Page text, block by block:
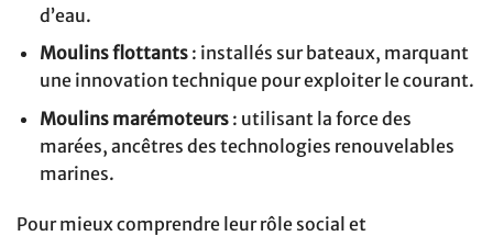
d’eau.
Moulins flottants: installés sur bateaux, marquant
une innovation technique pour exploiter le courant.
Moulins marémoteurs: utilisant la force des
marées, ancêtres des technologies renouvelables
marines.
Pour mieux comprendre leur rôle social et